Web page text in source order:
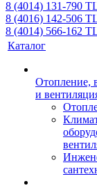
8 (4014) 131-790
8 (4016) 142-506
8 (4014) 566-162
Каталог
Отопление,
и